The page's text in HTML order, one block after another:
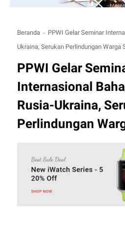
Beranda
PPWI Gelar Seminar
Ukraina, Serukan Perlindungan Warga
PPWI Gelar
Internasional
Rusia-Ukraina,
Perlindungan